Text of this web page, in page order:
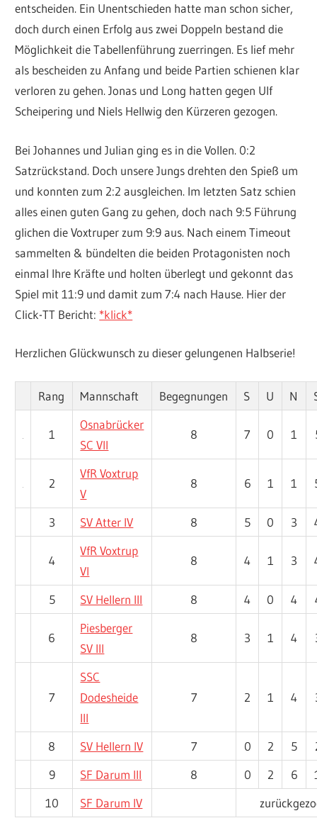
entscheiden. Ein Unentschieden hatte man schon sicher,
doch durch einen Erfolg aus zwei Doppeln bestand die
Möglichkeit die Tabellenführung zuerringen. Es lief mehr
als bescheiden zu Anfang und beide Partien schienen klar
verloren zu gehen. Jonas und Long hatten gegen Ulf
Scheipering und Niels Hellwig den Kürzeren gezogen.
Bei Johannes und Julian ging es in die Vollen. 0:2
Satzrückstand. Doch unsere Jungs drehten den Spieß um
und konnten zum 2:2 ausgleichen. Im letzten Satz schien
alles einen guten Gang zu gehen, doch nach 9:5 Führung
glichen die Voxtruper zum 9:9 aus. Nach einem Timeout
sammelten & bündelten die beiden Protagonisten noch
einmal Ihre Kräfte und holten überlegt und gekonnt das
Spiel mit 11:9 und damit zum 7:4 nach Hause. Hier der
Click-TT Bericht: *klick*
Herzlichen Glückwunsch zu dieser gelungenen Halbserie!
Rang Mannschaft Begegnungen S U N
1
Osnabrücker
SC VII
8 7 0 1
2
VfR Voxtrup
V
8 6 1 1
3 SV Atter IV 8 5 0 3
4
VfR Voxtrup
VI
8 4 1 3
5 SV Hellern III 8 4 0 4
6
Piesberger
SV III
8 3 1 4
7
SSC
Dodesheide
III
7 2 1 4
8 SV Hellern IV 7 0 2 5
9
SF Darum III 8 0 2 6
10
SF Darum IV